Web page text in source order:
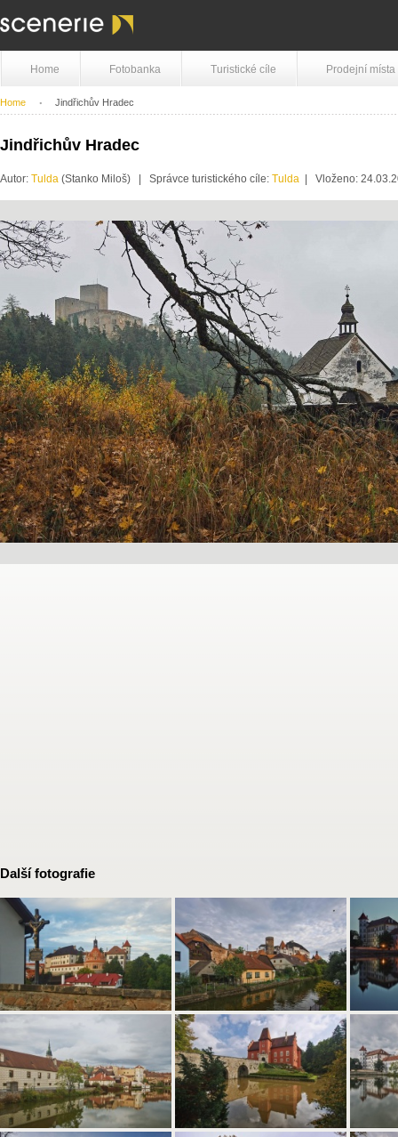
Home Fotobanka Turistické cíle Prodejní místa
Home Jindřichův Hradec
Jindřichův Hradec
Autor: Tulda (Stanko Miloš) | Správce turistického cíle: Tulda | Vloženo:
Další fotografie